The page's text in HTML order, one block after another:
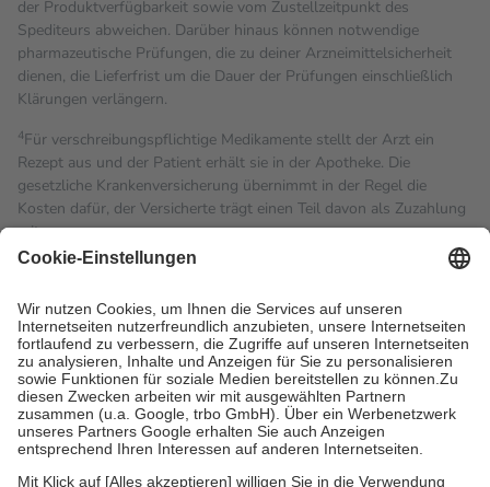
der Produktverfügbarkeit sowie vom Zustellzeitpunkt des
Spediteurs abweichen. Darüber hinaus können notwendige
pharmazeutische Prüfungen, die zu deiner Arzneimittelsicherheit
dienen, die Lieferfrist um die Dauer der Prüfungen einschließlich
Klärungen verlängern.
4Für verschreibungspflichtige Medikamente stellt der Arzt ein
Rezept aus und der Patient erhält sie in der Apotheke. Die
gesetzliche Krankenversicherung übernimmt in der Regel die
Kosten dafür, der Versicherte trägt einen Teil davon als Zuzahlung
mit.
Grundsätzlich leisten Mitglieder Zuzahlungen in Höhe von zehn
höchstens zehn Euro.
Es sind jedoch nie mehr als die
tatsächlichen Kosten der Leistung zu entrichten.
Diese Regeln gelten grundsätzlich auch für Online-Apotheken.
Bei Heilmitteln und häuslicher Krankenpflege beträgt die
Zuzahlung zehn Prozent der Kosten sowie zehn Euro je
Verordnung.
Um das Engagement der Versicherten für ihre eigene Gesundheit
zu stärken und die besondere Stellung der Familie zu unterstützen,